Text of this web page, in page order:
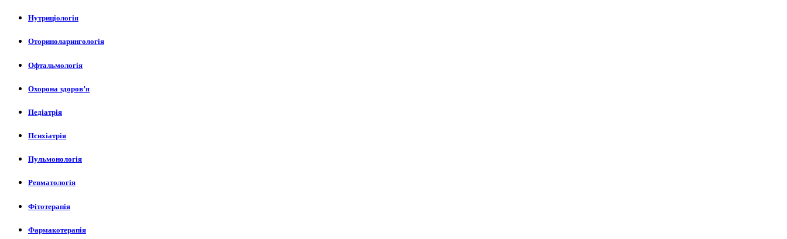
Нутриціологія
Оториноларингологія
Офтальмологія
Охорона здоров’я
Педіатрія
Психіатрія
Пульмонологія
Ревматологія
Фітотерапія
Фармакотерапія